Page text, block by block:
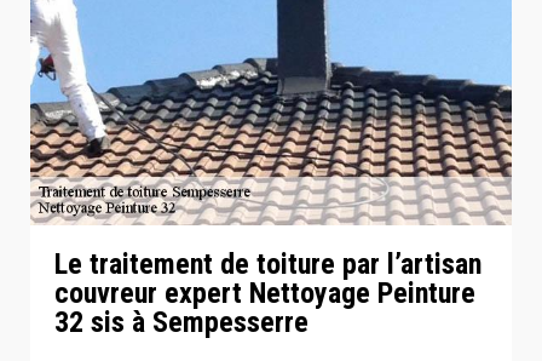
Le traitement de toiture par l’artisan
couvreur expert Nettoyage Peinture
32 sis à Sempesserre